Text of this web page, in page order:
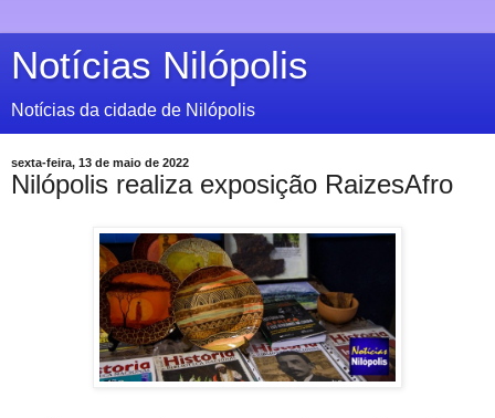
Notícias Nilópolis
Notícias da cidade de Nilópolis
sexta-feira, 13 de maio de 2022
Nilópolis realiza exposição RaizesAfro